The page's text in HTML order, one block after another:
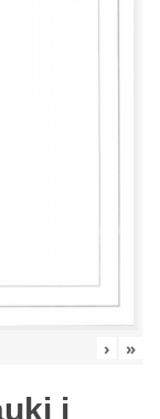
› »
i